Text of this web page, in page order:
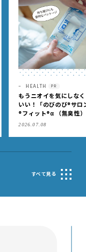
HEALTH PR
もうニオイを気にしなくっ
いい！「のびのび®サロン
®フィット®α （無臭性）」
肩こりや足腰のダルさを出
2026.07.08
すべて見る